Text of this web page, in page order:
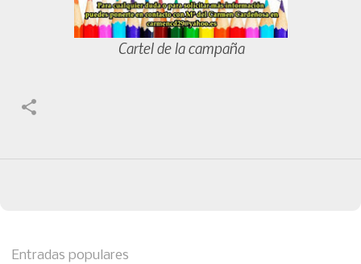
Cartel de la campaña
Entradas populares